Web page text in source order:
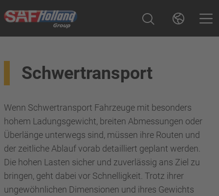
Schwertransport
Wenn Schwertransport Fahrzeuge mit besonders
hohem Ladungsgewicht, breiten Abmessungen oder
Überlänge unterwegs sind, müssen ihre Routen und
der zeitliche Ablauf vorab detailliert geplant werden.
Die hohen Lasten sicher und zuverlässig ans Ziel zu
bringen, geht dabei vor Schnelligkeit. Trotz ihrer
ungewöhnlichen Dimensionen und ihres Gewichts